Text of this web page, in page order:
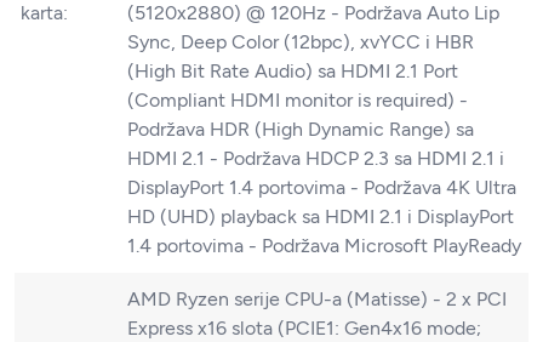
karta:
(5120x2880) @ 120Hz - Podržava Auto Lip
Sync, Deep Color (12bpc), xvYCC i HBR
(High Bit Rate Audio) sa HDMI 2.1 Port
(Compliant HDMI monitor is required) -
Podržava HDR (High Dynamic Range) sa
HDMI 2.1 - Podržava HDCP 2.3 sa HDMI 2.1 i
DisplayPort 1.4 portovima - Podržava 4K Ultra
HD (UHD) playback sa HDMI 2.1 i DisplayPort
1.4 portovima - Podržava Microsoft PlayReady
AMD Ryzen serije CPU-a (Matisse) - 2 x PCI
Express x16 slota (PCIE1: Gen4x16 mode;